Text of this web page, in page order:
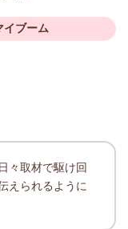
イブーム
々取材で駆け回
えられるように